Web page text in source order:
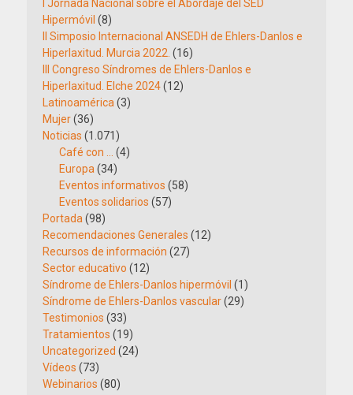
I Jornada Nacional sobre el Abordaje del SED
Hipermóvil (8)
II Simposio Internacional ANSEDH de Ehlers-Danlos e
Hiperlaxitud. Murcia 2022. (16)
III Congreso Síndromes de Ehlers-Danlos e
Hiperlaxitud. Elche 2024(12)
Latinoamérica (3)
Mujer(36)
Noticias (1.071)
Café con …
(4)
Europa (34)
Eventos informativos (58)
Eventos solidarios (57)
Portada (98)
Recomendaciones Generales (12)
Recursos de información (27)
Sector educativo (12)
Síndrome de Ehlers-Danlos hipermóvil (1)
Síndrome de Ehlers-Danlos vascular(29)
Testimonios (33)
Tratamientos (19)
Uncategorized (24)
Vídeos (73)
Webinarios (80)